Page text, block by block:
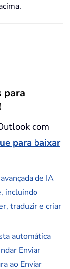
para
com
para baixar
de IA
incluindo
traduzir e criar
automática
Enviar
ao Enviar